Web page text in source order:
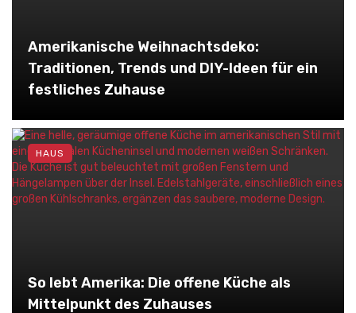
Amerikanische Weihnachtsdeko:
Traditionen, Trends und DIY-Ideen für ein
festliches Zuhause
So lebt Amerika: Die offene Küche als
Mittelpunkt des Zuhauses
HAUS